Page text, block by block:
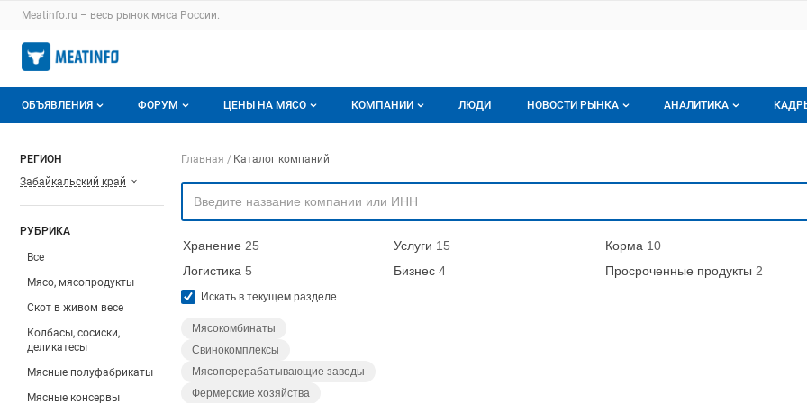
Раздел навигации по сайту meatinfo.ru
Meatinfo.ru – весь рынок мяса России.
Авторизация и меню пользователя
Навигация по разделам сайта meatinfo.ru
ОБЪЯВЛЕНИЯ
Горячее предложение
Заявки на покупку мяса
Инструкция по работе на доске
ФОРУМ
Избранные
С моим участием
ЦЕНЫ НА МЯСО
Актуальные мониторинги
Цены на мясо
Обзор рынка
Отзывы
КОМПАНИИ
Каталог компаний
Моя компания
ЛЮДИ НОВОСТИ РЫНКА АНАЛИТИКА
Аналитика рынка яиц
Подписаться на
Все
РЕГИОН
Забайкальский край
РУБРИКА
Все
Мясо, мясопродукты
Скот в живом весе
Колбасы, сосиски,
деликатесы
Мясные полуфабрикаты
Мясные консервы
Навигация по компаниям
Главная Каталог компаний
Хранение 25 Услуги 15 Корма 10
Логистика 5 Бизнес 4 Просроченные продукты 2
Искать в текущем разделе
Мясокомбинаты
Свинокомплексы
Мясоперерабатывающие заводы
Фермерские хозяйства